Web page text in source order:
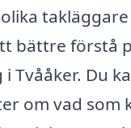
takläggare
bättre förstå
Tvååker. Du
om vad som